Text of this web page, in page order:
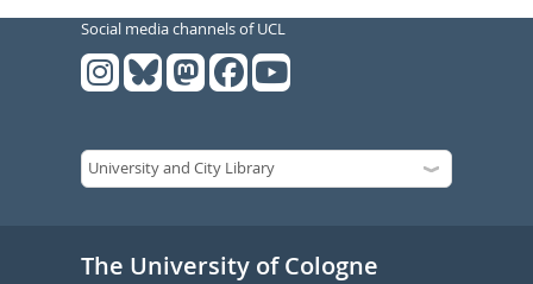
Social media channels of UCL
The University of Cologne